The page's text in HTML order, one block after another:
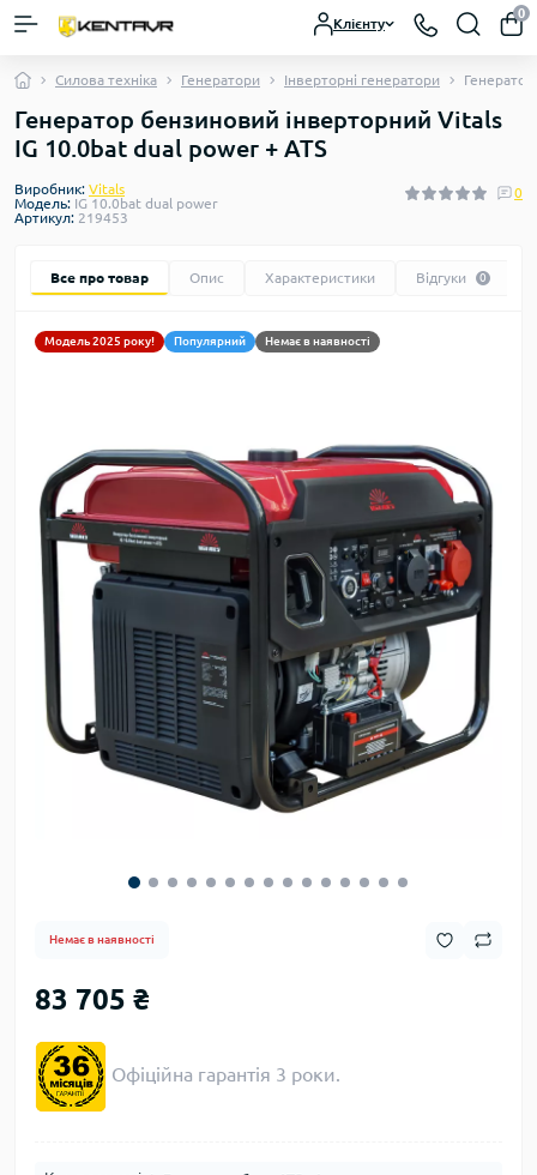
Клієнту
0
Силова техніка Генератори Інверторні генератори
Генератор бензиновий інверторний Vitals
IG 10.0bat dual power + ATS
Виробник: Vitals
Модель: IG 10.0bat dual power
Артикул: 219453
0
Все про товар Опис Характеристики Відгуки 0
Модель 2025 року! Популярний Немає в наявності
Немає в наявності
83 705 ₴
Офіційна гарантія 3 роки.